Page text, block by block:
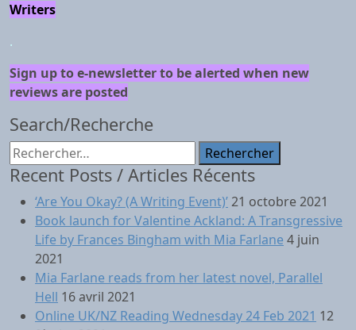
Writers
.
Sign up to e-newsletter to be alerted when new
reviews are posted
Search/Recherche
Rechercher :
Recent Posts / Articles Récents
‘Are You Okay? (A Writing Event)’21 octobre 2021
Book launch for Valentine Ackland: A Transgressive
Life by Frances Bingham with Mia Farlane 4 juin
2021
Mia Farlane reads from her latest novel, Parallel
Hell 16 avril 2021
Online UK/NZ Reading Wednesday 24 Feb 2021 12